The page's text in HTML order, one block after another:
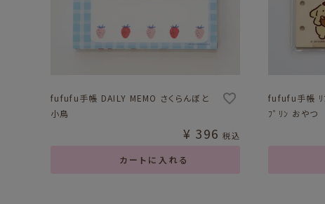
fufufu手帳 DAILY MEMO さくらんぼと
小鳥
カートに入れる
¥ 396 税込
fufufu手帳 ﾘ
ﾌﾟﾘﾝ おやつ